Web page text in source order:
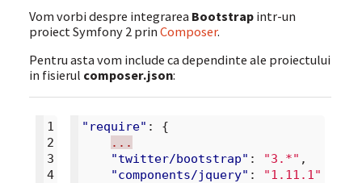
Vom vorbi despre integrarea Bootstrapintr-un
proiect Symfony 2 prin Composer.
Pentru asta vom include ca dependinte ale proiectului
in fisierul composer.json:
1
2
3
4
"require" :
{
...
"twitter/bootstrap" : "3.*" ,
"components/jquery" :
"1.11.1"